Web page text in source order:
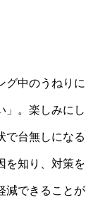
グ中のうねりに
」。楽しみにし
で台無しになる
を知り、対策を
減できることが